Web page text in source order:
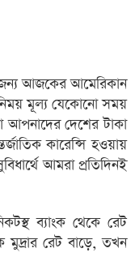
আজকের আমেরিকান
মূল্য যেকোনো সময়
আপনাদের দেশের টাকা
কারেন্সি হওয়ায়
আমরা প্রতিদিনই
ব্যাংক থেকে রেট
মুদ্রার রেট বাড়ে, তখন